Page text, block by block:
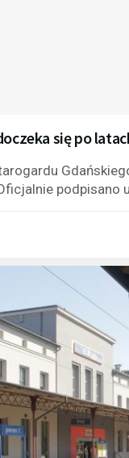
się po
podpisano